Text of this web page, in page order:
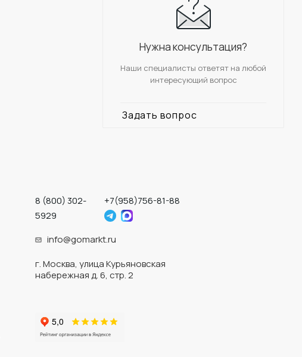
Нужна консультация?
Наши специалисты ответят на любой
интересующий вопрос
Задать вопрос
8 (800) 302-
5929
+7(958)756-81-88
info@gomarkt.ru
г. Москва, улица Курьяновская
набережная д. 6, стр. 2